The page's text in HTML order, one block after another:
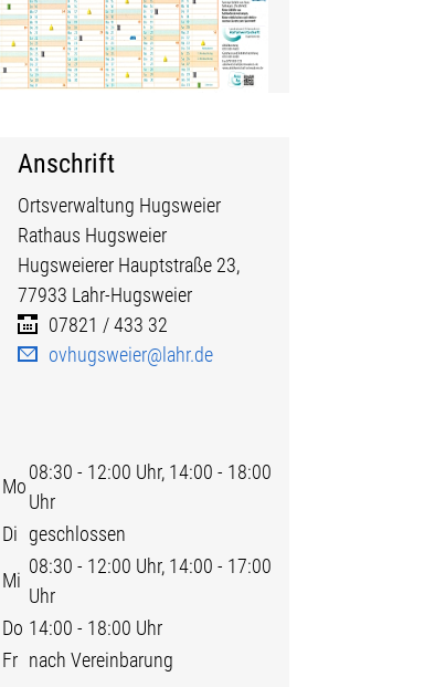
Anschrift
Ortsverwaltung Hugsweier
Rathaus Hugsweier
Hugsweierer Hauptstraße 23,
77933 Lahr-Hugsweier
07821 / 433 32
ovhugsweier@lahr.de
Mo
08:30 - 12:00 Uhr, 14:00 - 18:00
Uhr
Di geschlossen
Mi
08:30 - 12:00 Uhr, 14:00 - 17:00
Uhr
Do 14:00 - 18:00 Uhr
Fr nach Vereinbarung